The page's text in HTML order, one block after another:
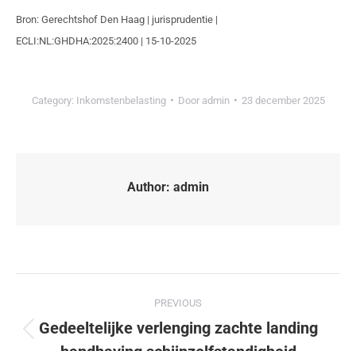
Bron: Gerechtshof Den Haag | jurisprudentie |
ECLI:NL:GHDHA:2025:2400 | 15-10-2025
Category: Inkomstenbelasting Door admin 23 december 2025
Author: admin
PREVIOUS
Gedeeltelijke verlenging zachte landing